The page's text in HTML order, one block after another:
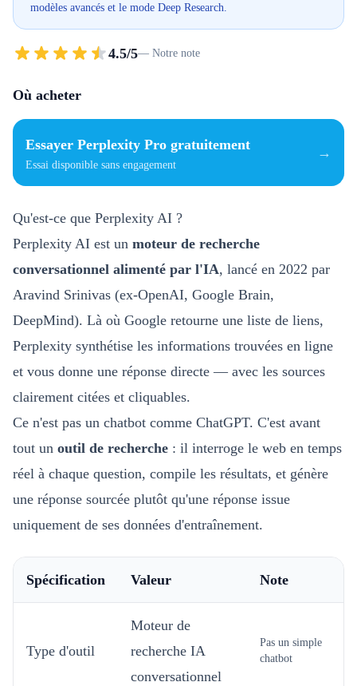
modèles avancés et le mode Deep Research.
4.5/5— Notre note
Où acheter
Essayer Perplexity Pro gratuitement
Essai disponible sans engagement
→
Qu'est-ce que Perplexity AI ?
Perplexity AI est un moteur de recherche
conversationnel alimenté par l'IA, lancé en 2022 par
Aravind Srinivas (ex-OpenAI, Google Brain,
DeepMind). Là où Google retourne une liste de liens,
Perplexity synthétise les informations trouvées en ligne
et vous donne une réponse directe — avec les sources
clairement citées et cliquables.
Ce n'est pas un chatbot comme ChatGPT. C'est avant
tout un outil de recherche : il interroge le web en temps
réel à chaque question, compile les résultats, et génère
une réponse sourcée plutôt qu'une réponse issue
uniquement de ses données d'entraînement.
Spécification Valeur Note
Type d'outil
Moteur de
recherche IA
conversationnel
Pas un simple
chatbot